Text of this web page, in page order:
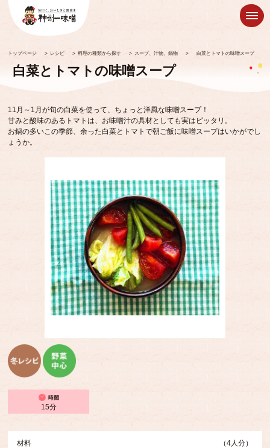
トップページ > レシピ >料理の種類から探す > スープ、汁物、鍋物 > 白菜とトマトの味噌スープ
白菜とトマトの味噌スープ
11月～1月が旬の白菜を使って、ちょっと洋風な味噌スープ！
甘みと酸味のあるトマトは、お味噌汁の具材としても実はピッタリ。
お鍋の多いこの季節、余った白菜とトマトで朝ご飯に味噌スープはいかがでし
ょうか。
15分
材料 （4人分）